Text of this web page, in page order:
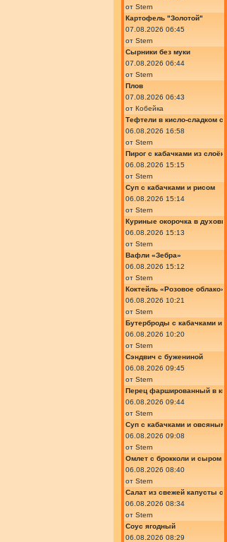
от Stern
Картофель "Золотой"
07.08.2026 06:45
от Stern
Сырники без муки
07.08.2026 06:44
от Stern
Плов
07.08.2026 06:43
от Кобейка
Тефтели в кисло-сладком
06.08.2026 16:58
от Stern
Пирог с кабачками из
06.08.2026 15:15
от Stern
Суп с кабачками и рисом
06.08.2026 15:14
от Stern
Куриные окорочка в
06.08.2026 15:13
от Stern
Вафли «Зебра»
06.08.2026 15:12
от Stern
Коктейль «Розовое
06.08.2026 10:21
от Stern
Бутерброды с кабачками и
06.08.2026 10:20
от Stern
Сэндвич с бужениной
06.08.2026 09:45
от Stern
Перец фаршированный в
06.08.2026 09:44
от Stern
Суп с кабачками и
06.08.2026 09:08
от Stern
Омлет с брокколи и сыром
06.08.2026 08:40
от Stern
Салат из свежей капусты
06.08.2026 08:34
от Stern
Соус ягодный
06.08.2026 08:29